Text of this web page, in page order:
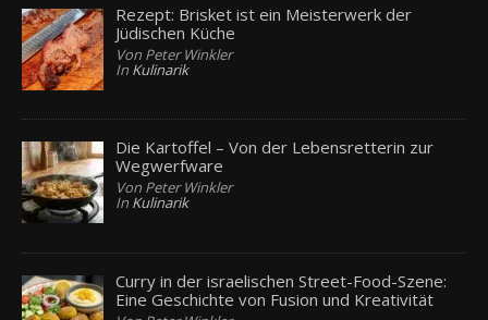
Rezept: Brisket ist ein Meisterwerk der
Jüdischen Küche
Von Peter Winkler
In Kulinarik
Die Kartoffel – Von der Lebensretterin zur
Wegwerfware
Von Peter Winkler
In Kulinarik
Curry in der israelischen Street-Food-Szene:
Eine Geschichte von Fusion und Kreativität